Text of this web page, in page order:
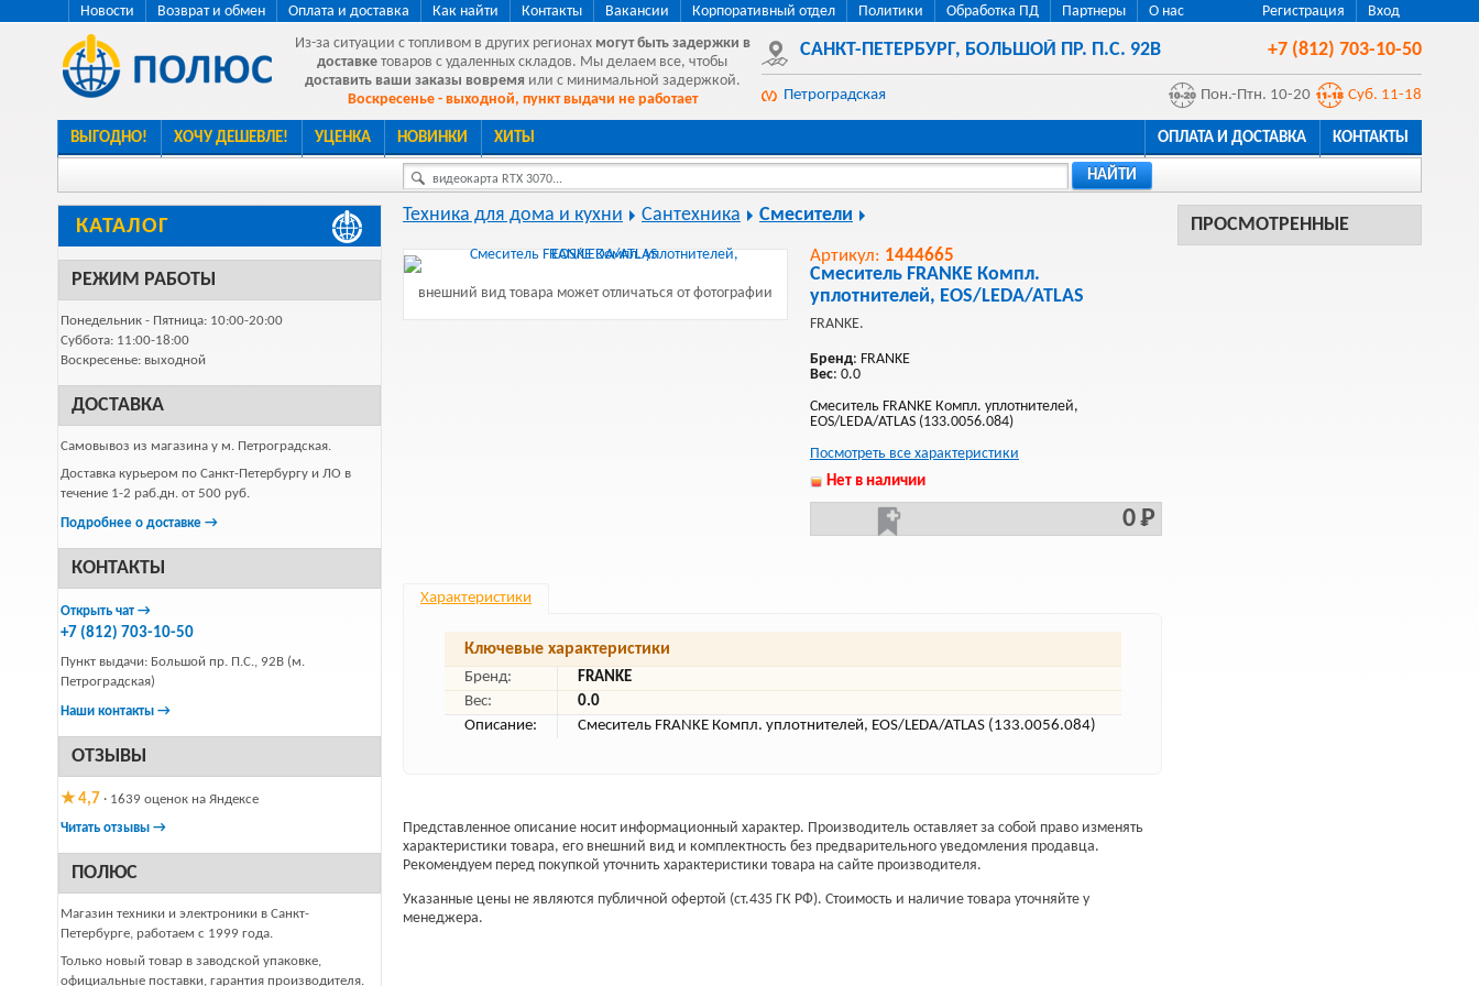
Регистрация Вход
Новости Возврат и обмен Оплата и доставка Как найти Контакты Вакансии Корпоративный отдел Политики Обработка ПД Партнеры
О нас
Из-за ситуации с топливом в других регионах могут быть задержки в
доставке товаров с удаленных складов. Мы делаем все, чтобы
доставить ваши заказы вовремя или с минимальной задержкой.
Воскресенье - выходной, пункт выдачи не работает
САНКТ-ПЕТЕРБУРГ, БОЛЬШОЙ ПР. П.С. 92В +7 (812) 703-10-50
Петроградская Пон.-Птн. 10-20 Суб. 11-18
ВЫГОДНО! ХОЧУ ДЕШЕВЛЕ! УЦЕНКА НОВИНКИ ХИТЫ ОПЛАТА И ДОСТАВКА КОНТАКТЫ
видеокарта RTX 3070... НАЙТИ
КАТАЛОГ
РЕЖИМ РАБОТЫ
Понедельник - Пятница: 10:00-20:00
Суббота: 11:00-18:00
Воскресенье: выходной
ДОСТАВКА
Самовывоз из магазина у м. Петроградская.
Доставка курьером по Санкт-Петербургу и ЛО в
течение 1-2 раб.дн. от 500 руб.
Подробнее о доставке →
КОНТАКТЫ
Открыть чат →
+7 (812) 703-10-50
Пункт выдачи: Большой пр. П.С., 92В (м.
Петроградская)
Наши контакты →
ОТЗЫВЫ
★ 4,7 · 1639 оценок на Яндексе
Читать отзывы →
ПОЛЮС
Магазин техники и электроники в Санкт-
Петербурге, работаем с 1999 года.
Только новый товар в заводской упаковке,
официальные поставки, гарантия производителя.
ПРОСМОТРЕННЫЕ
Техника для дома и кухни Сантехника Смесители
внешний вид товара может отличаться от фотографии
Артикул: 1444665
Смеситель FRANKE Компл.
уплотнителей, EOS/LEDA/ATLAS
FRANKE.
Бренд: FRANKE
Вес: 0.0
Смеситель FRANKE Компл. уплотнителей,
EOS/LEDA/ATLAS (133.0056.084)
Посмотреть все характеристики
Нет в наличии
0 Р
Характеристики
Ключевые характеристики
Бренд:
FRANKE
Вес:
0.0
Описание:
Смеситель FRANKE Компл. уплотнителей, EOS/LEDA/ATLAS (133.0056.084)
Представленное описание носит информационный характер. Производитель оставляет за собой право изменять
характеристики товара, его внешний вид и комплектность без предварительного уведомления продавца.
Рекомендуем перед покупкой уточнить характеристики товара на сайте производителя.
Указанные цены не являются публичной офертой (ст.435 ГК РФ). Стоимость и наличие товара уточняйте у
менеджера.